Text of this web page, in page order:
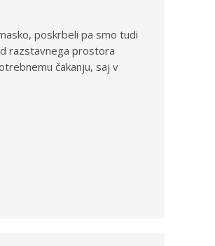
poskrbeli pa smo tudi
razstavnega prostora
čakanju, saj v